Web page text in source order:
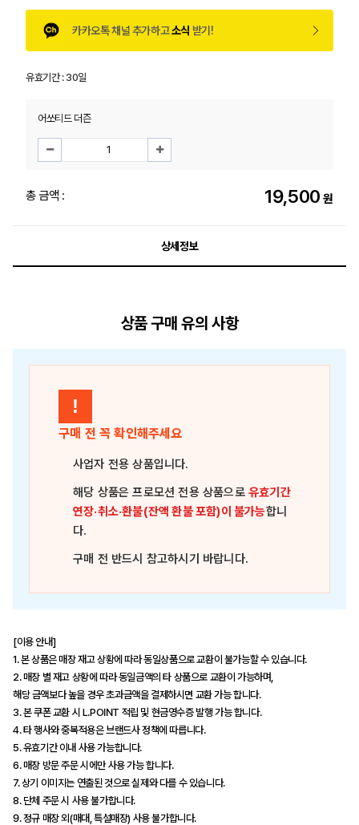
카카오톡 채널 추가하고소식 받기!
유효기간 :30일
어쏘티드 더즌
총 금액 : 19,500 원
상세정보
상품 구매 유의 사항
!
구매 전 꼭 확인해주세요
사업자 전용 상품입니다.
해당 상품은프로모션 전용 상품으로유효기간
연장·취소·환불(잔액 환불 포함)이 불가능합니
다.
구매 전 반드시 참고하시기 바랍니다.
[이용 안내]
1. 본 상품은 매장 재고 상황에 따라 동일상품으로 교환이 불가능할 수 있습니다.
2. 매장 별 재고 상황에 따라 동일금액의 타 상품으로 교환이 가능하며,
해당 금액보다 높을 경우 초과금액을 결제하시면 교환 가능 합니다.
3. 본 쿠폰 교환 시 L.POINT 적립 및 현금영수증 발행 가능 합니다.
4. 타 행사와 중복적용은 브랜드사 정책에 따릅니다.
5. 유효기간 이내 사용 가능합니다.
6. 매장 방문 주문 시에만 사용 가능 합니다.
7. 상기 이미지는 연출된 것으로 실제와 다를 수 있습니다.
8. 단체 주문 시 사용 불가합니다.
9. 정규 매장 외(매대, 특설매장) 사용 불가합니다.